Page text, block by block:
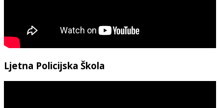
Ljetna Policijska Škola